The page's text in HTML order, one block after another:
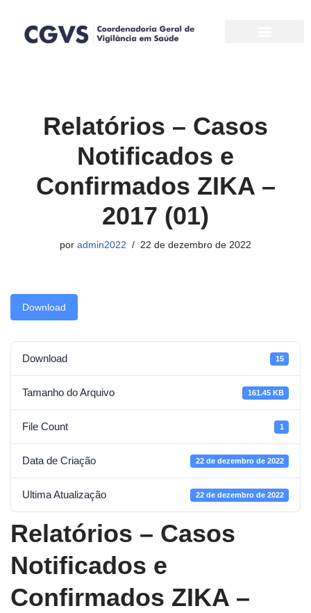
Pular
Relatórios – Casos
Notificados e
Confirmados ZIKA –
2017 (01)
por admin2022 22 de dezembro de 2022
Download
Download 15
Tamanho do Arquivo 161.45 KB
File Count 1
Data de Criação 22 de dezembro de 2022
Ultima Atualização 22 de dezembro de 2022
Relatórios – Casos
Notificados e
Confirmados ZIKA –